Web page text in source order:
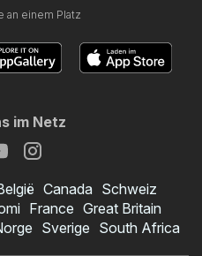
an einem Platz
im Netz
Canada Schweiz
France Great Britain
Sverige South Africa